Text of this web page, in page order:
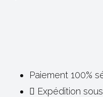
Paiement 100%
Expédition